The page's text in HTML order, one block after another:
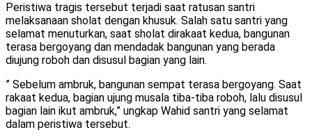
Peristiwa tragis tersebut terjadi saat ratusan santri
melaksanaan sholat dengan khusuk. Salah satu santri yang
selamat menuturkan, saat sholat dirakaat kedua, bangunan
terasa bergoyang dan mendadak bangunan yang berada
diujung roboh dan disusul bagian yang lain.
” Sebelum ambruk, bangunan sempat terasa bergoyang. Saat
rakaat kedua, bagian ujung musala tiba-tiba roboh, lalu disusul
bagian lain ikut ambruk,” ungkap Wahid santri yang selamat
dalam peristiwa tersebut.